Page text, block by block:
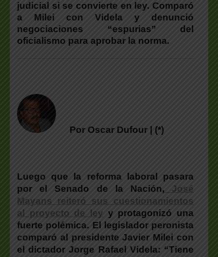
judicial si se convierte en ley. Comparó
a Milei con Videla y denunció
negociaciones “espurias” del
oficialismo para aprobar la norma.
Por Oscar Dufour | (*)
Luego que la reforma laboral pasara
por el Senado de la Nación, José
Mayans reiteró sus cuestionamientos
al proyecto de ley
y protagonizó una
fuerte polémica. El legislador peronista
comparó al presidente Javier Milei con
el dictador Jorge Rafael Videla: “Tiene